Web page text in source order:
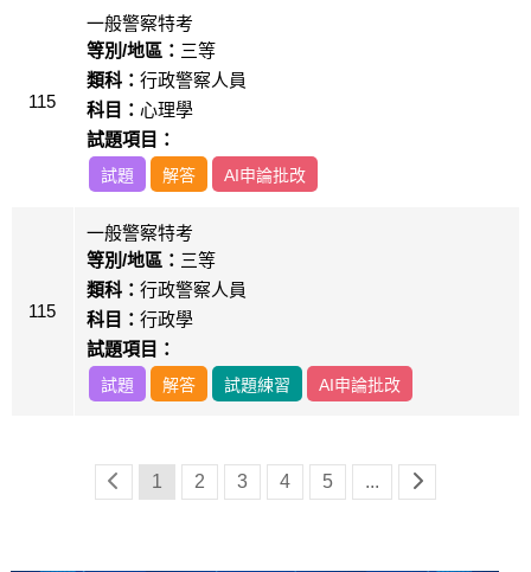
115
一般警察特考
等別/地區： 三等
類科： 行政警察人員
科目： 心理學
試題項目：
試題 解答 AI申論批改
115
一般警察特考
等別/地區： 三等
類科： 行政警察人員
科目： 行政學
試題項目：
試題 解答 試題練習 AI申論批改
1 2 3 4 5 ...